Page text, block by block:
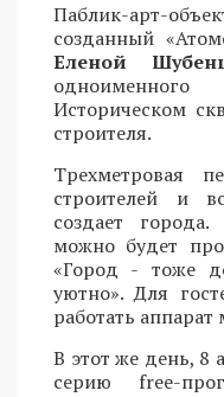
Паблик-арт-
созданный
Еленой
Историческом
строителя.
Трехметровая
строителей и
создает
можно будет
«Город - тоже
уютно». Для
работать
В этот же день, 8
серию free-